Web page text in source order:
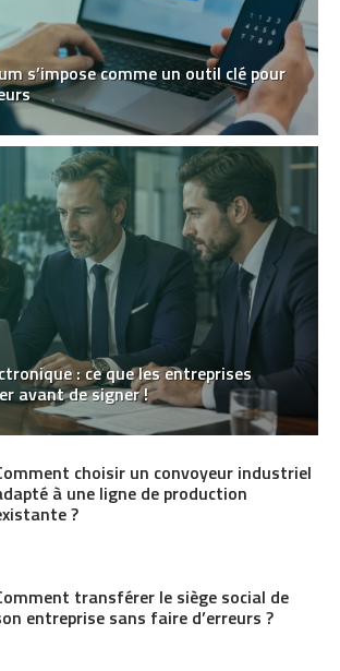
s’impose comme un outil clé pour
: ce que les entreprises
avant de signer !
choisir un convoyeur industriel
à une ligne de production
?
transférer le siège social de
entreprise sans faire d’erreurs ?